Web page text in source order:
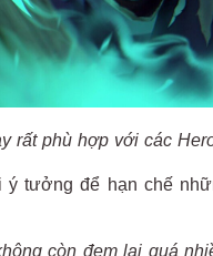
rất phù hợp với các
ý tưởng để hạn chế
còn đem lại quá